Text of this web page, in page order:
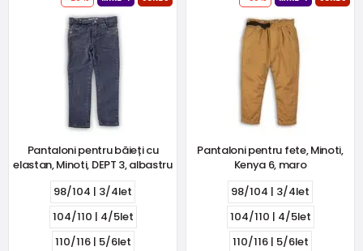
Pantaloni pentru băieți cu
elastan, Minoti, DEPT 3, albastru
98/104 | 3/4let
104/110 | 4/5let
110/116 | 5/6let
Pantaloni pentru fete, Minoti,
Kenya 6, maro
98/104 | 3/4let
104/110 | 4/5let
110/116 | 5/6let